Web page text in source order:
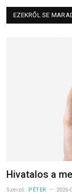
EZEKRŐL SE
Hivatalos a
Szerző: PÉTER 2026-